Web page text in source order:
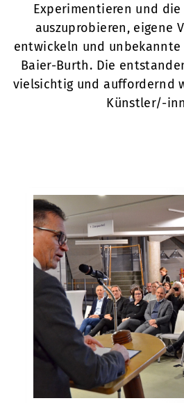
Experimentieren und die
auszuprobieren, eigene
entwickeln und unbekannte
Baier-Burth. Die
vielsichtig und auffordernd
Künstler/-